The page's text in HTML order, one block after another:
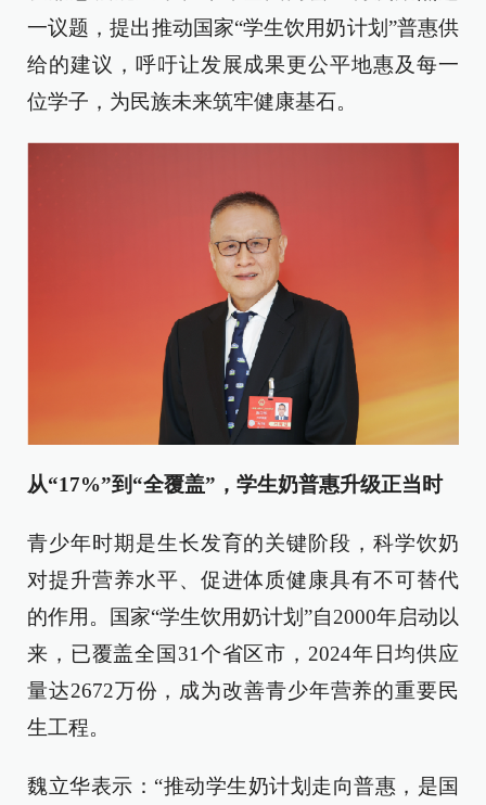
一议题，提出推动国家“学生饮用奶计划”普惠供
给的建议，呼吁让发展成果更公平地惠及每一
位学子，为民族未来筑牢健康基石。
从“17%”到“全覆盖”，学生奶普惠升级正当时
青少年时期是生长发育的关键阶段，科学饮奶
对提升营养水平、促进体质健康具有不可替代
的作用。国家“学生饮用奶计划”自2000年启动以
来，已覆盖全国31个省区市，2024年日均供应
量达2672万份，成为改善青少年营养的重要民
生工程。
魏立华表示：“推动学生奶计划走向普惠，是国